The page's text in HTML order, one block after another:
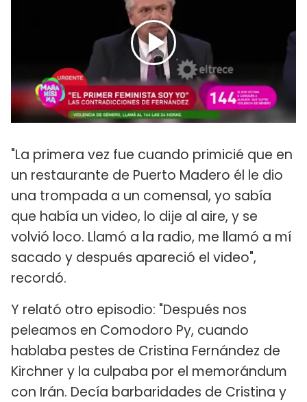
"La primera vez fue cuando primicié que en
un restaurante de Puerto Madero él le dio
una trompada a un comensal, yo sabía
que había un video, lo dije al aire, y se
volvió loco. Llamó a la radio, me llamó a mí
sacado y después apareció el video",
recordó.
Y relató otro episodio: "Después nos
peleamos en Comodoro Py, cuando
hablaba pestes de Cristina Fernández de
Kirchner y la culpaba por el memorándum
con Irán. Decía barbaridades de Cristina y